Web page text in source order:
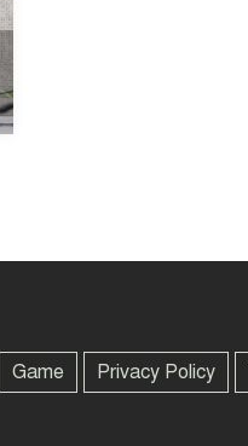
Game Privacy Policy